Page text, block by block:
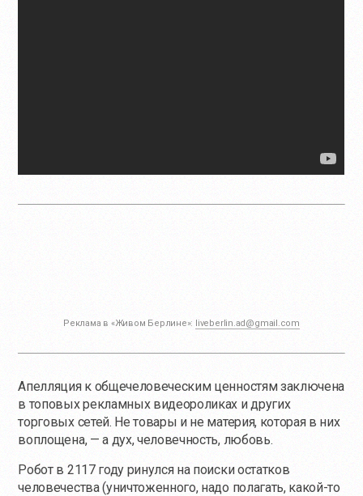
Реклама в «Живом Берлине»: liveberlin.ad@gmail.com
Апелляция к общечеловеческим ценностям заключена
в топовых рекламных видеороликах и других
торговых сетей. Не товары и не материя, которая в них
воплощена, — а дух, человечность, любовь.
Робот в 2117 году ринулся на поиски остатков
человечества (уничтоженного, надо полагать, какой-то